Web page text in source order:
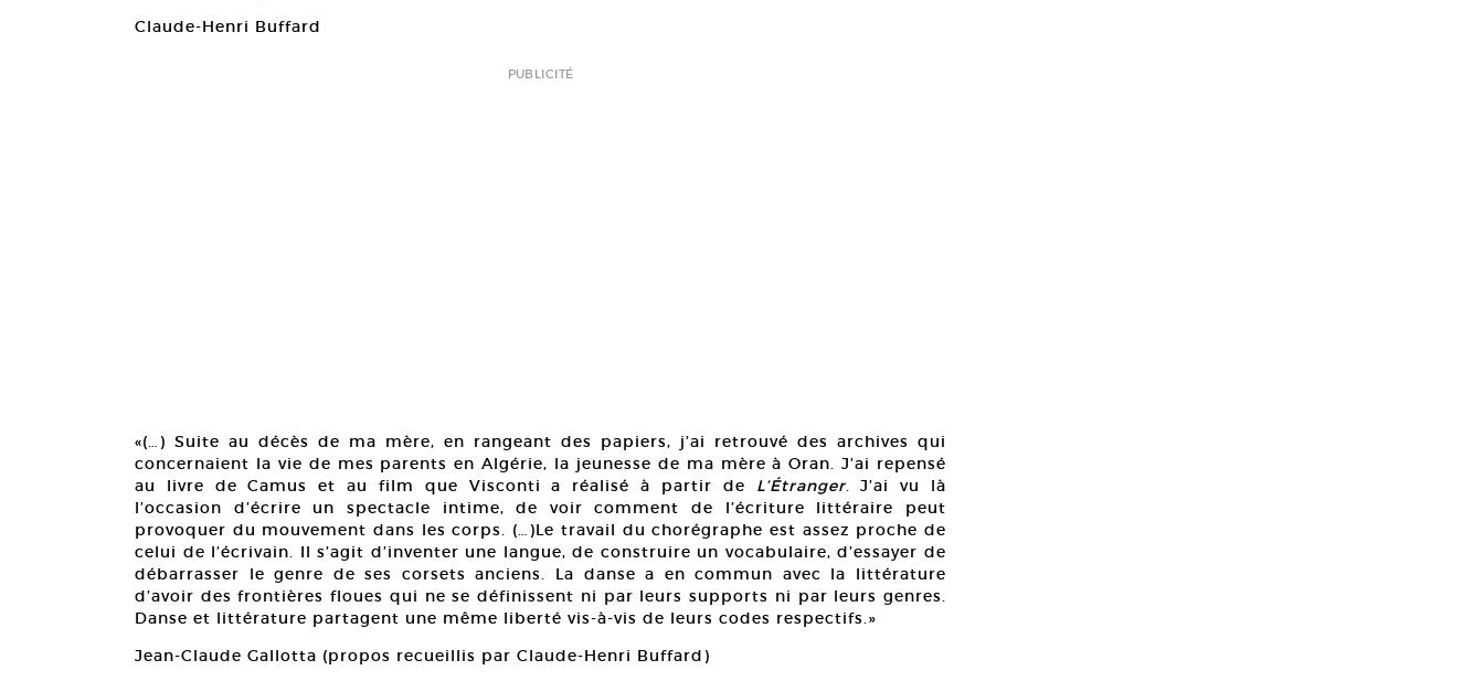
Claude-Henri Buffard
PUBLICITÉ
«(…) Suite au décès de ma mère, en rangeant des papiers, j’ai retrouvé des archives qui
concernaient la vie de mes parents en Algérie, la jeunesse de ma mère à Oran. J’ai repensé
au livre de Camus et au film que Visconti a réalisé à partir de L’Étranger. J’ai vu là
l’occasion d’écrire un spectacle intime, de voir comment de l’écriture littéraire peut
provoquer du mouvement dans les corps. (…)Le travail du chorégraphe est assez proche de
celui de l’écrivain. Il s’agit d’inventer une langue, de construire un vocabulaire, d’essayer de
débarrasser le genre de ses corsets anciens. La danse a en commun avec la littérature
d’avoir des frontières floues qui ne se définissent ni par leurs supports ni par leurs genres.
Danse et littérature partagent une même liberté vis-à-vis de leurs codes respectifs.»
Jean-Claude Gallotta (propos recueillis par Claude-Henri Buffard)